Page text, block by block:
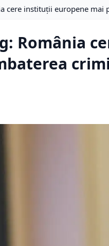
cere instituții europene
România